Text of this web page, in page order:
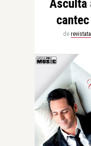
Asculta
de